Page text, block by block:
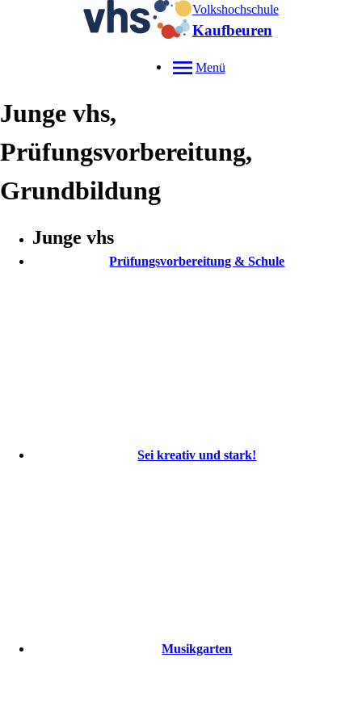
Volkshochschule
Kaufbeuren
Menü
Junge vhs,
Prüfungsvorbereitung,
Grundbildung
Junge vhs
Prüfungsvorbereitung & Schule
Sei kreativ und stark!
Musikgarten